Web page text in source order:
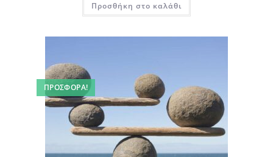
Προσθήκη στο καλάθι
ΠΡΟΣΦΟΡΆ!